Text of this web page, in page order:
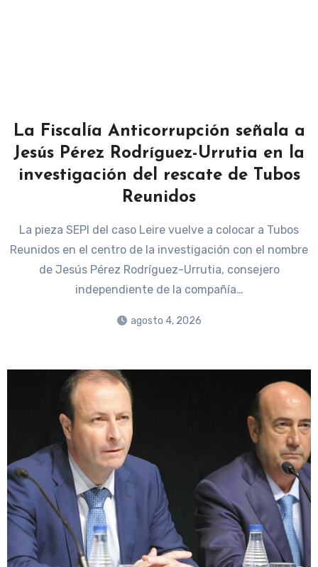
La Fiscalía Anticorrupción señala a
Jesús Pérez Rodríguez-Urrutia en la
investigación del rescate de Tubos
Reunidos
La pieza SEPI del caso Leire vuelve a colocar a Tubos
Reunidos en el centro de la investigación con el nombre
de Jesús Pérez Rodríguez-Urrutia, consejero
independiente de la compañía…
agosto 4, 2026